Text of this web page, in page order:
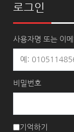
로그인
사용자명 또는 이
비밀번호
기억하기